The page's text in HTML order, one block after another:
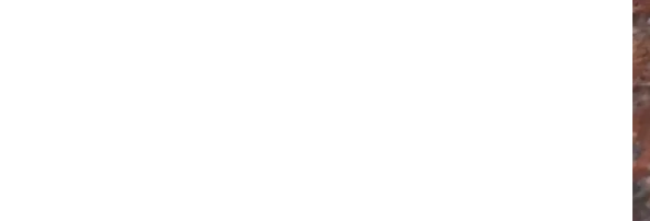
על נושא רגיש וכדאי להקדיש את
לתת את המענה עבור כל שאלה.